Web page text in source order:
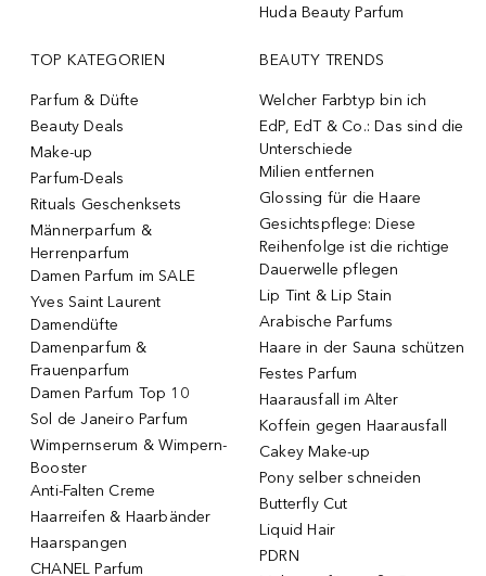
Huda Beauty Parfum
TOP KATEGORIEN
Parfum & Düfte
Beauty Deals
Make-up
Parfum-Deals
Rituals Geschenksets
Männerparfum &
Herrenparfum
Damen Parfum im SALE
Yves Saint Laurent
Damendüfte
Damenparfum &
Frauenparfum
Damen Parfum Top 10
Sol de Janeiro Parfum
Wimpernserum & Wimpern-
Booster
Anti-Falten Creme
Haarreifen & Haarbänder
Haarspangen
CHANEL Parfum
BEAUTY TRENDS
Welcher Farbtyp bin ich
EdP, EdT & Co.: Das sind die
Unterschiede
Milien entfernen
Glossing für die Haare
Gesichtspflege: Diese
Reihenfolge ist die richtige
Dauerwelle pflegen
Lip Tint & Lip Stain
Arabische Parfums
Haare in der Sauna schützen
Festes Parfum
Haarausfall im Alter
Koffein gegen Haarausfall
Cakey Make-up
Pony selber schneiden
Butterfly Cut
Liquid Hair
PDRN